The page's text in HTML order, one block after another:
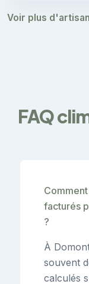
Voir plus
FAQ
facturés
?
À
souvent
calculés